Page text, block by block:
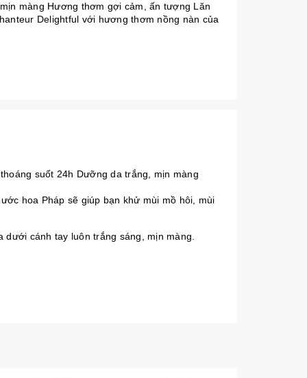
màng Hương thơm gợi cảm, ấn tượng Lăn
Delightful với hương thơm nồng nàn của
suốt 24h Dưỡng da trắng, mịn màng
hoa Pháp sẽ giúp bạn khử mùi mồ hôi, mùi
cánh tay luôn trắng sáng, mịn màng.